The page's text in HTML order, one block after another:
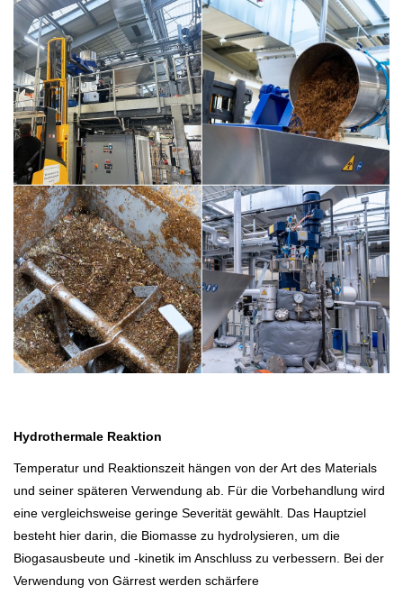
Hydrothermale Reaktion
Temperatur und Reaktionszeit hängen von der Art des Materials
und seiner späteren Verwendung ab. Für die Vorbehandlung wird
eine vergleichsweise geringe Severität gewählt. Das Hauptziel
besteht hier darin, die Biomasse zu hydrolysieren, um die
Biogasausbeute und -kinetik im Anschluss zu verbessern. Bei der
Verwendung von Gärrest werden schärfere